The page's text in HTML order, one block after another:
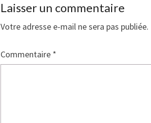
Laisser un commentaire
Votre adresse e-mail ne sera pas publiée.
Commentaire *